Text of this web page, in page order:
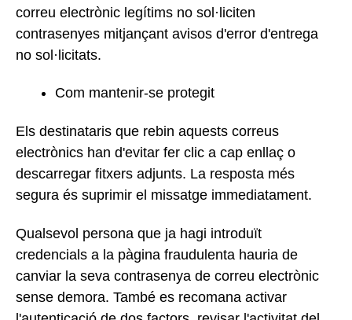
correu electrònic legítims no sol·liciten
contrasenyes mitjançant avisos d'error d'entrega
no sol·licitats.
Com mantenir-se protegit
Els destinataris que rebin aquests correus
electrònics han d'evitar fer clic a cap enllaç o
descarregar fitxers adjunts. La resposta més
segura és suprimir el missatge immediatament.
Qualsevol persona que ja hagi introduït
credencials a la pàgina fraudulenta hauria de
canviar la seva contrasenya de correu electrònic
sense demora. També es recomana activar